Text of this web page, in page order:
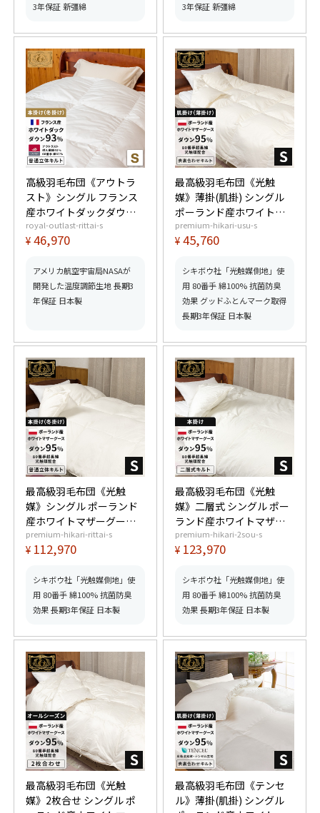
3年保証 新彊綿
3年保証 新彊綿
高級羽毛布団《アウトラ
スト》シングル フランス
産ホワイトダックダウン
93% (400dp以上) 羽毛量
1.2kg 【5つ星ロイヤルゴ
とんマーク取得】
royal-outlast-rittai-s
¥ 46,970
アメリカ航空宇宙局NASAが
開発した温度調節生地 長期3
年保証 日本製
最高級羽毛布団《光触
媒》薄掛(肌掛) シングル
ポーランド産ホワイトマ
ザーグースダウン95%
(440dp以上) 羽毛量0.4kg
ド取得】【グッドふとん
マーク取得】
premium-hikari-usu-s
¥ 45,760
シキボウ社「光触媒側地」使
用 80番手 綿100% 抗菌防臭
効果 グッドふとんマーク取得
長期3年保証 日本製
最高級羽毛布団《光触
媒》シングル ポーランド
産ホワイトマザーグース
ダウン95% (440dp以上)
羽毛量1.3kg 【6つ星プレ
【グッドふとんマーク取
得】
premium-hikari-rittai-s
¥ 112,970
シキボウ社「光触媒側地」使
用 80番手 綿100% 抗菌防臭
効果 長期3年保証 日本製
最高級羽毛布団《光触
媒》二層式 シングル ポー
ランド産ホワイトマザー
グースダウン95% (440dp
以上) 羽毛量1.4kg 【6つ
得】【グッドふとんマー
ク取得】
premium-hikari-2sou-s
¥ 123,970
シキボウ社「光触媒側地」使
用 80番手 綿100% 抗菌防臭
効果 長期3年保証 日本製
最高級羽毛布団《光触
媒》2枚合せ シングル ポ
最高級羽毛布団《テンセ
ル》薄掛(肌掛) シングル